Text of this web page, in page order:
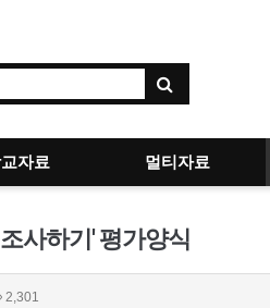
자료 멀티자료
사하기' 평가양식
2,301